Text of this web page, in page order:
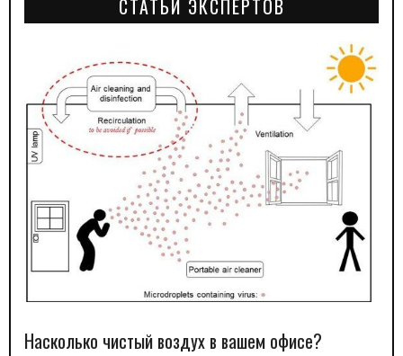
СТАТЬИ ЭКСПЕРТОВ
Насколько чистый воздух в вашем офисе?